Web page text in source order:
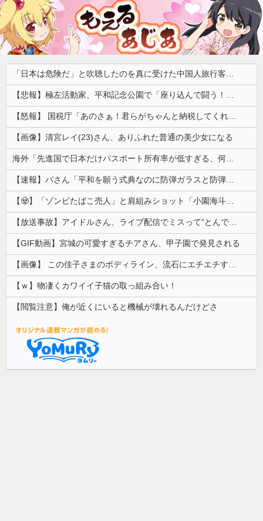
「日本は危険だ」と吹聴したのを真に受けた中国人旅行客、だが代替旅行先が日本ほど安全ではなかった結果……
【悲報】極左活動家、平和記念公園で「座り込んで闘う！」と意気込むも… → 警察に完全排除されてしまう ………
【怒報】 国税庁「あのさぁ！君らがちゃんと納税してくれないとこうなっちゃうけどどうする？！」←これw w w w w w w w
【画像】清宮レイ(23)さん、ありふれた普通の美少女になる
海外「先進国で日本だけパスポート所有率が低すぎる、何故なのか」
【速報】パさん「平和を願う式典なのに防弾ガラスと防弾バッグSP」安倍元首相の悲劇や石破前首相も同環境だったことは忘れる
【🧟】「ゾンビたばこ売人」と肩組みショット「小園海斗」に注がれる“厳しい視線” 「レギュラー剥奪も選択肢のひとつに」
【放送事故】アイドルさん、ライブ配信でミスって“とんでもないもの”を映してしまいネット騒然ｗｗｗ 【Pickup07092038】
【GIF動画】宮城の可愛すぎるチアさん、甲子園で発見される
【画像】 この佳子さまのボディライン、流石にエチエチすぎやろ！
【ｗ】物凄くカワイイ子猫の取っ組み合い！
【閲覧注意】俺が近くにいると機械が壊れるんだけどさ